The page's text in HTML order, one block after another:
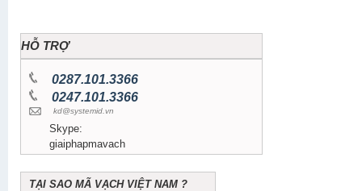
HỖ TRỢ
0287.101.3366
0247.101.3366
kd@systemid.vn
Skype:
giaiphapmavach
TẠI SAO MÃ VẠCH VIỆT NAM ?